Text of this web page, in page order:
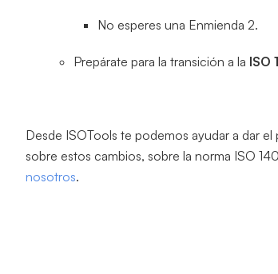
No esperes una Enmienda 2.
Prepárate para la transición a la ISO
Desde ISOTools te podemos ayudar a dar
sobre estos cambios, sobre la norma ISO
nosotros.